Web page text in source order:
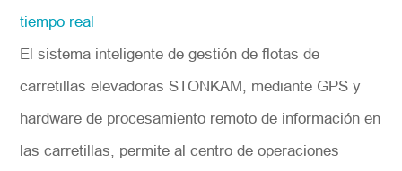
tiempo real
El sistema inteligente de gestión de flotas de
carretillas elevadoras STONKAM, mediante GPS y
hardware de procesamiento remoto de información en
las carretillas, permite al centro de operaciones